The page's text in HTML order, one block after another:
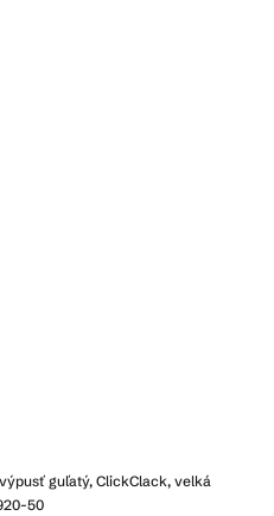
guľatý, ClickClack, velká
50